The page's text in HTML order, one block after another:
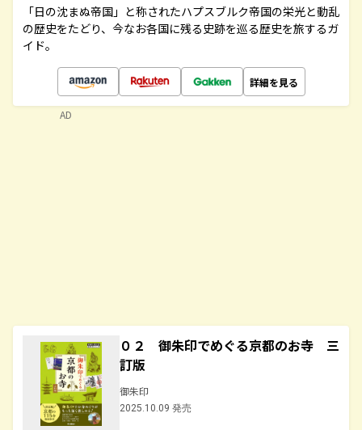
「日の沈まぬ帝国」と称されたハプスブルク帝国の栄光と動乱
の歴史をたどり、今なお各国に残る史跡を巡る歴史を旅するガ
イド。
詳細を見る
０２ 御朱印でめぐる京都のお寺 三
訂版
御朱印
2025.10.09 発売
AD